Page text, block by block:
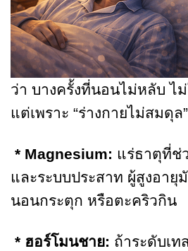
ว่า บางครั้งที่นอนไม่หลับ ไม่
แต่เพราะ “ร่างกายไม่สมดุล”
* Magnesium: แร่ธาตุที่ช่
และระบบประสาท ผู้สูงอา
นอนกระตุก หรือตะคริวกิน
* ฮอร์โมนชาย: ถ้าระดับเท